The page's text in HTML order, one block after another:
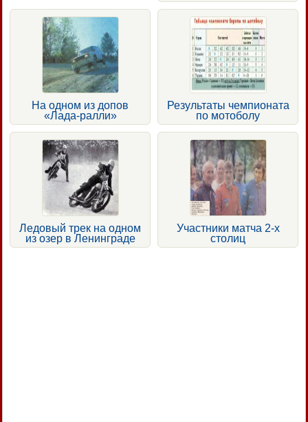
На одном из допов
«Лада-ралли»
Результаты чемпионата
по мотоболу
Ледовый трек на одном
из озер в Ленинграде
Участники матча 2-х
столиц